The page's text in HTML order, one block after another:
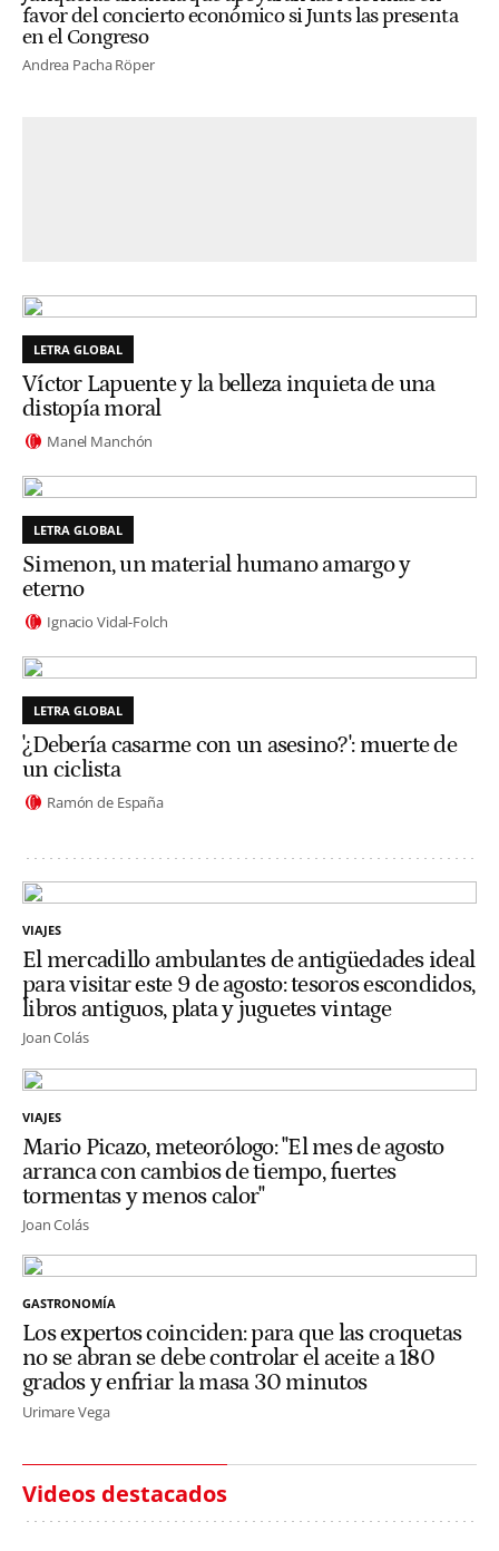
favor del concierto económico si Junts las presenta
en el Congreso
Andrea Pacha Röper
LETRA GLOBAL
Víctor Lapuente y la belleza inquieta de una
distopía moral
Manel Manchón
LETRA GLOBAL
Simenon, un material humano amargo y
eterno
Ignacio Vidal-Folch
LETRA GLOBAL
'¿Debería casarme con un asesino?': muerte de
un ciclista
Ramón de España
VIAJES
El mercadillo ambulantes de antigüedades ideal
para visitar este 9 de agosto: tesoros escondidos,
libros antiguos, plata y juguetes vintage
Joan Colás
VIAJES
Mario Picazo, meteorólogo: "El mes de agosto
arranca con cambios de tiempo, fuertes
tormentas y menos calor"
Joan Colás
GASTRONOMÍA
Los expertos coinciden: para que las croquetas
no se abran se debe controlar el aceite a 180
grados y enfriar la masa 30 minutos
Urimare Vega
Videos destacados